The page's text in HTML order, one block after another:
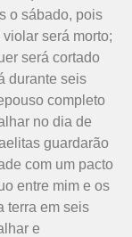
o sábado, pois
será morto;
será cortado
durante seis
completo
no dia de
guardarão
com um pacto
entre mim e os
terra em seis
e